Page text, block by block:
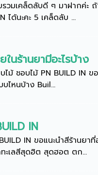
วมเคล็ดลับดี ๆ มาฝากค่ะ
ได้นะคะ 5 เคล็ดลับ ...
นร้านยามีอะไรบ้าง
ม้ ชอบไม้ PN BUILD IN
ไหนบ้าง Buil...
IN
IN ขอแนะนำสีร้านย
ะเลสีสุดฮิต สุดฮอต ตก...